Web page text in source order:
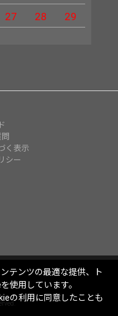
27 28
29
く表示
シー
テンツの最適な提供、ト
使用しています。
の利用に同意したことも